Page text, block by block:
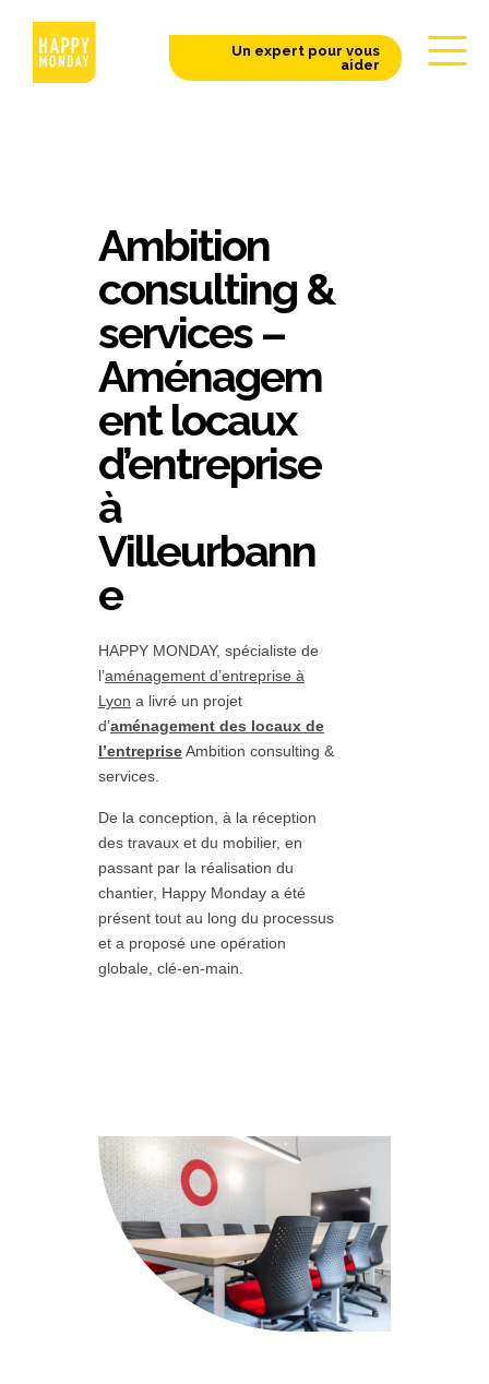
Un expert pour vous
aider
Ambition
consulting &
services –
Aménagem
ent locaux
d’entreprise
à
Villeurbann
e
HAPPY MONDAY, spécialiste de
l’aménagement d’entreprise à
Lyon a livré un projet
d’aménagement des locaux de
l’entrepriseAmbition consulting &
services.
De la conception, à la réception
des travaux et du mobilier, en
passant par la réalisation du
chantier, Happy Monday a été
présent tout au long du processus
et a proposé une opération
globale, clé-en-main.